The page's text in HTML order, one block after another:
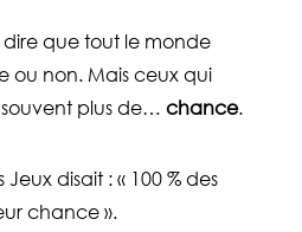
que tout le monde
ou non. Mais ceux qui
plus de… chance.
disait : « 100 % des
chance ».